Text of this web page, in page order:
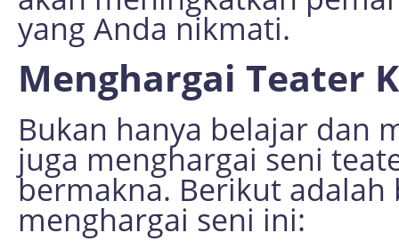
yang Anda nikmati.
Menghargai Teater
Bukan hanya belajar dan
juga menghargai seni
bermakna. Berikut
menghargai seni ini: